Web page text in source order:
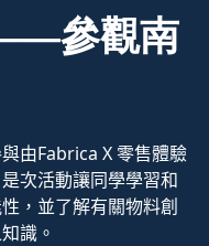
參觀南
由Fabrica X 零售體驗
是次活動讓同學學習和
，並了解有關物料創
識。